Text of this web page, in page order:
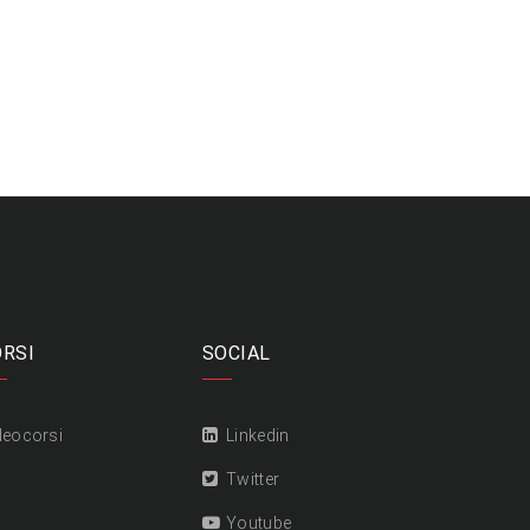
SOCIAL
Linkedin
Twitter
Youtube